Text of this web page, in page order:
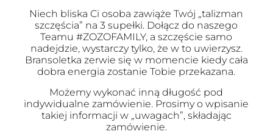
Niech bliska Ci osoba zawiąże Twój „talizman
szczęścia” na 3 supełki. Dołącz do naszego
Teamu #ZOZOFAMILY, a szczęście samo
nadejdzie, wystarczy tylko, że w to uwierzysz.
Bransoletka zerwie się w momencie kiedy cała
dobra energia zostanie Tobie przekazana.
Możemy wykonać inną długość pod
indywidualne zamówienie. Prosimy o wpisanie
takiej informacji w „uwagach”, składając
zamówienie.